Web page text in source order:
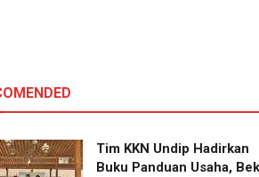
Tim KKN Undip Hadirkan
Buku Panduan Usaha,